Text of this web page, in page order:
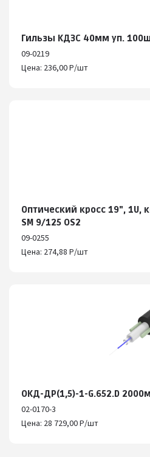
Гильзы КДЗС 40мм уп.
09-0219
Цена: 236,00 Р/шт
Оптический кросс 19", 1U,
SM 9/125 OS2
09-0255
Цена: 274,88 Р/шт
ОКД-ДР(1,5)-1-G.652.D 2000м
02-0170-3
Цена: 28 729,00 Р/шт